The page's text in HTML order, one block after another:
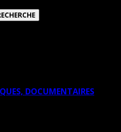
DOCUMENTAIRES